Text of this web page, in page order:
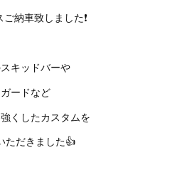
納車致しました❗
スキッドバーや
ードなど
くしたカスタムを
ただきました👍